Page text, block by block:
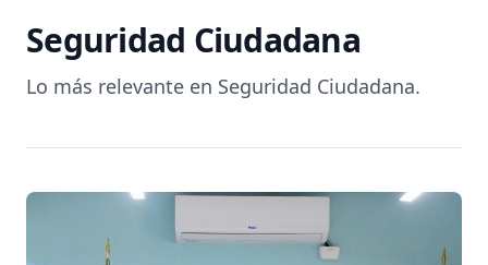
Seguridad Ciudadana
Lo más relevante en Seguridad Ciudadana.